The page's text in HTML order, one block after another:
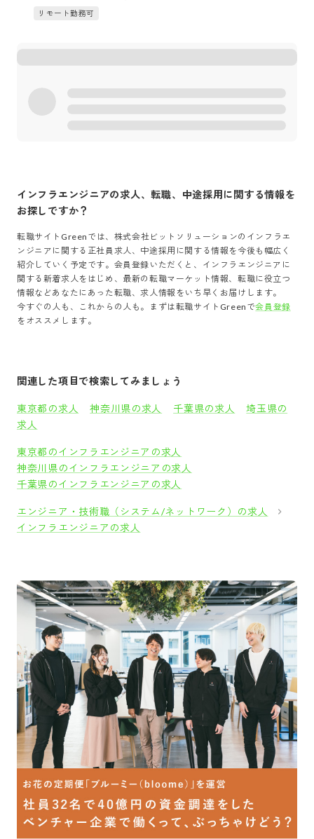
リモート勤務可
インフラエンジニアの求人、転職、中途採用に関する情報を
お探しですか？
転職サイトGreenでは、 株式会社ビットソリューションの インフラエ
ンジニア に関する正社員求人、中途採用に関する情報を今後も幅広く
紹介していく予定です。会員登録いただくと、 インフラエンジニア に
関する新着求人をはじめ、最新の転職マーケット情報、転職に役立つ
情報などあなたにあった転職、求人情報をいち早くお届けします。
今すぐの人も、これからの人も。まずは転職サイトGreenで会員登録
をオススメします。
関連した項目で検索してみましょう
東京都の求人 神奈川県の求人 千葉県の求人
埼玉県の
求人
東京都のインフラエンジニアの求人
神奈川県のインフラエンジニアの求人
千葉県のインフラエンジニアの求人
エンジニア・技術職（システム/ネットワーク）の求人
インフラエンジニアの求人